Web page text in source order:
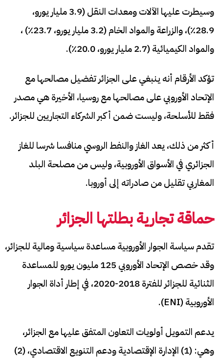
وسيطرت عليها الآلات ومعدات النقل (3.9 مليار يورو،
28.9٪)، والزراعة والمواد الخام (3.2 مليار يورو، 23.7٪) ،
والمواد الكيميائية (2.7 مليار يورو، 20.0٪).
تؤكد الأرقام أنه ينبغي على الجزائر تفضيل مصالحها مع
الإتحاد الأوروبي على مصالحها مع روسيا، الأخيرة هي مصدر
فقط للأسلحة، وليست ضمن أكبر الشركاء التجاريين للجزائر.
أكثر من ذلك، يعد الغاز والنفط الروسي منافسا شرسا للغاز
الجزائري في الأسواق الأوروبية، وليس من مصلحة البلد
المغاربي تقليل من صادراته إلى أوروبا.
حماقة تجاريةبطلتها الجزائر
تقدم سياسة الجوار الأوروبية مساعدة سياسية ومالية للجزائر،
وقد خصص الإتحاد الأوروبي 125 مليون يورو للمساعدة
الثنائية للجزائر للفترة 2018-2020، في إطار أداة الجوار
الأوروبية (ENI).
يدعم التمويل أولويات التعاون المتفق عليها مع الجزائر،
وهي: (1) الإدارة الإقتصادية ودعم التنويع الاقتصادي، (2)